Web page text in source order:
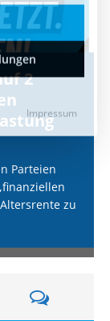
2
Parteien
zu